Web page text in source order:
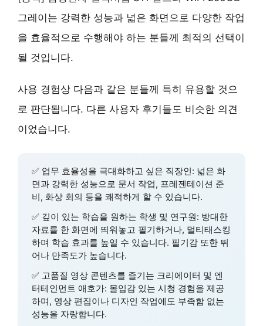
그레이는 강력한 성능과 넓은 화면으로 다양한 작업
을 효율적으로 수행해야 하는 분들께 최적의 선택이
될 것입니다.
사용 경험상 다음과 같은 분들께 특히 유용할 것으
로 판단됩니다. 다른 사용자 후기들도 비슷한 의견
이었습니다.
✅ 업무 효율성을 극대화하고 싶은 직장인: 넓은 화
면과 강력한 성능으로 문서 작업, 프레젠테이션 준
비, 화상 회의 등을 쾌적하게 할 수 있습니다.
✅ 깊이 있는 학습을 원하는 학생 및 연구원: 방대한
자료를 한 화면에 띄워놓고 필기하거나, 멀티태스킹
하며 학습 효과를 높일 수 있습니다. 필기감 또한 뛰
어나 만족도가 높습니다.
✅ 고품질 영상 콘텐츠를 즐기는 크리에이터 및 엔
터테인먼트 애호가: 몰입감 있는 시청 경험을 제공
하며, 영상 편집이나 디자인 작업에도 부족함 없는
성능을 자랑합니다.